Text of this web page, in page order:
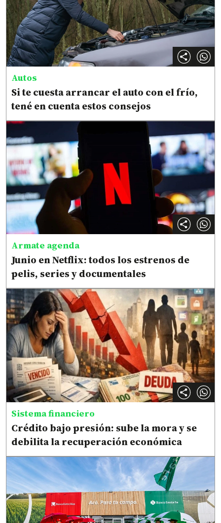
Autos
Si te cuesta arrancar el auto con el frío,
tené en cuenta estos consejos
Armate agenda
Junio en Netflix: todos los estrenos de
pelis, series y documentales
Sistema financiero
Crédito bajo presión: sube la mora y se
debilita la recuperación económica